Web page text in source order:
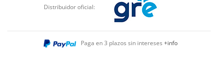
Distribuidor oficial:
Paga en 3 plazos sin intereses +info